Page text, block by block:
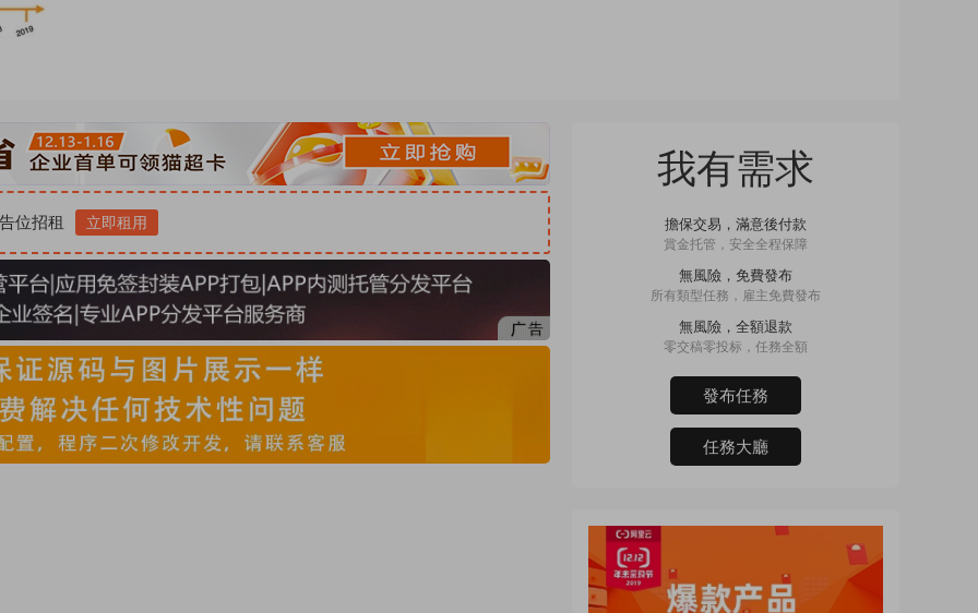
位招租 立即租用
我有需求
擔保交易，滿意後付款
賞金托管，安全全程保障
無風險，免費發布
所有類型任務，雇主免費發布
無風險，全額退款
零交稿零投标，任務全額
發布任務
任務大廳